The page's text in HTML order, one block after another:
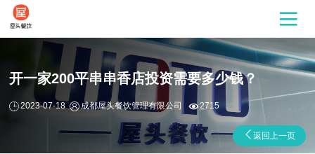
返回上一页
开一家200平串串香店投资需要多少钱？
2023-07-18 成都屋头餐饮管理有限公司 2715